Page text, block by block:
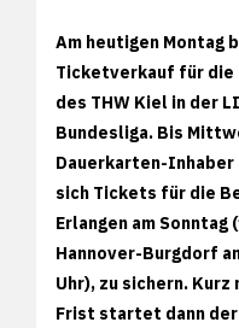
Am heutigen Montag
Ticketverkauf für die
des THW Kiel in der
Bundesliga. Bis
Dauerkarten-
sich Tickets für die
Erlangen am Sonntag
Hannover-Burgdorf
Uhr), zu sichern.
Frist startet dann